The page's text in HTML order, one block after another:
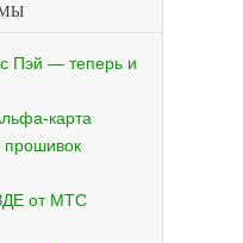
Пэй — теперь и
карта
от МТС